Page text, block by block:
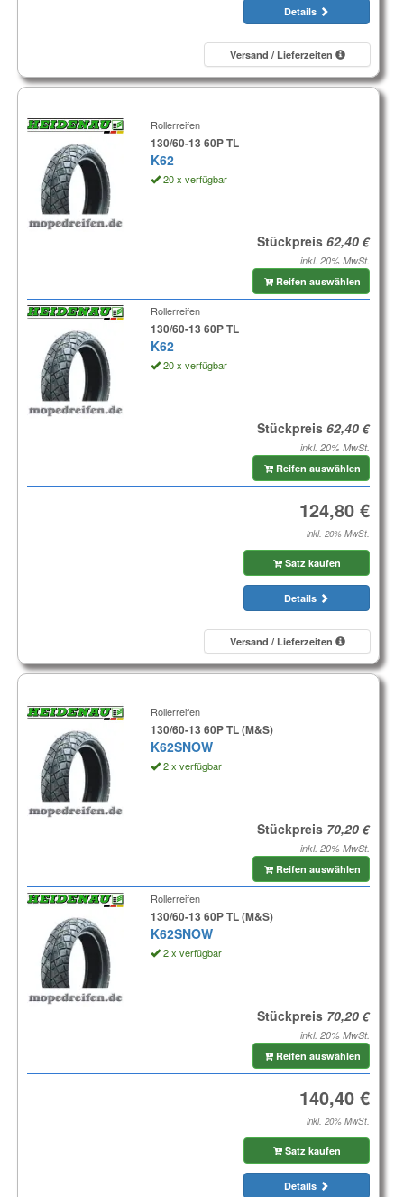
Details
Versand / Lieferzeiten
Rollerreifen
130/60-13 60P TL
K62
20 x verfügbar
Stückpreis
inkl. 20% MwSt.
Reifen auswählen
Rollerreifen
130/60-13 60P TL
K62
20 x verfügbar
Stückpreis
inkl. 20% MwSt.
Reifen auswählen
inkl. 20% MwSt.
Satz kaufen
Details
Versand / Lieferzeiten
Rollerreifen
130/60-13 60P TL (M&S)
K62SNOW
2 x verfügbar
Stückpreis
inkl. 20% MwSt.
Reifen auswählen
Rollerreifen
130/60-13 60P TL (M&S)
K62SNOW
2 x verfügbar
Stückpreis
inkl. 20% MwSt.
Reifen auswählen
inkl. 20% MwSt.
Satz kaufen
Details